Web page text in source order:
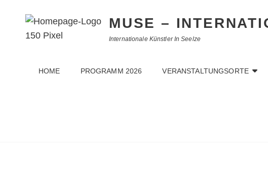
MUSE –
Internationale Künstler In Seelze
HOME PROGRAMM 2026 VERANSTALTUNGSORTE